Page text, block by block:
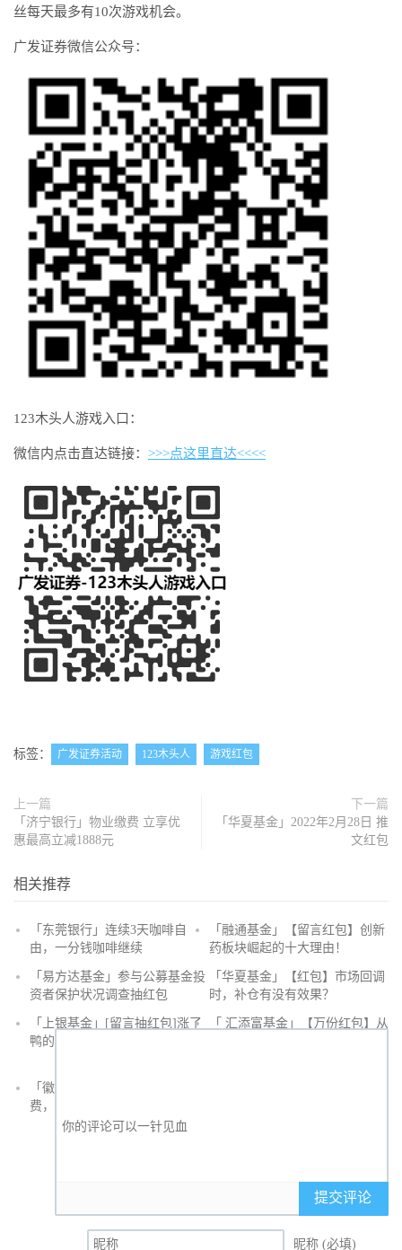
丝每天最多有10次游戏机会。
广发证券微信公众号：
123木头人游戏入口：
微信内点击直达链接： >>>点这里直达<<<<
标签： 广发证券活动 123木头人 游戏红包
上一篇
「济宁银行」物业缴费 立享优
惠最高立减1888元
下一篇
「华夏基金」2022年2月28日 推
文红包
相关推荐
「东莞银行」连续3天咖啡自
由，一分钱咖啡继续
「融通基金」【留言红包】创新
药板块崛起的十大理由！
「易方达基金」参与公募基金投
资者保护状况调查抽红包
「华夏基金」【红包】市场回调
时，补仓有没有效果？
「上银基金」[留言抽红包]​涨了
鸭的投资旅途
「 汇添富基金」【万份红包】从
「徽商银行」手机银行充值话
费，至高立减30元
提交评论
昵称 (必填)